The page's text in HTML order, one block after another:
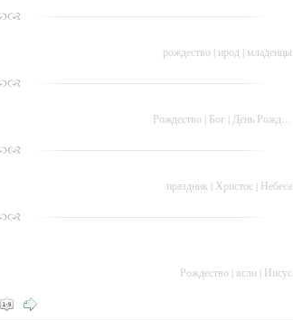
рождество | ирод | младенцы
Рождество | Бог | День Рожд…
праздник | Христос | Небеса
Рождество | ясли | Иисус